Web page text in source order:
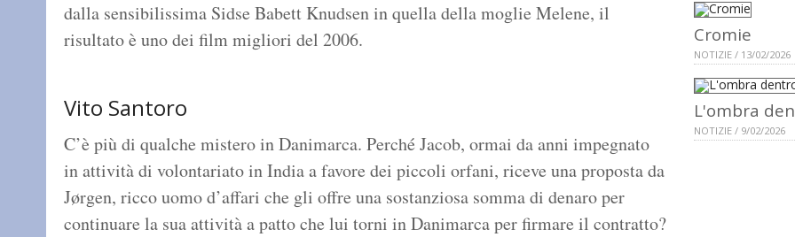
dalla sensibilissima Sidse Babett Knudsen in quella della moglie Melene, il
risultato è uno dei film migliori del 2006.
Vito Santoro
C’è più di qualche mistero in Danimarca. Perché Jacob, ormai da anni impegnato
in attività di volontariato in India a favore dei piccoli orfani, riceve una proposta da
Jørgen, ricco uomo d’affari che gli offre una sostanziosa somma di denaro per
continuare la sua attività a patto che lui torni in Danimarca per firmare il contratto?
Cromie
NOTIZIE / 13/02/2026
L'ombra
NOTIZIE / 9/02/2026